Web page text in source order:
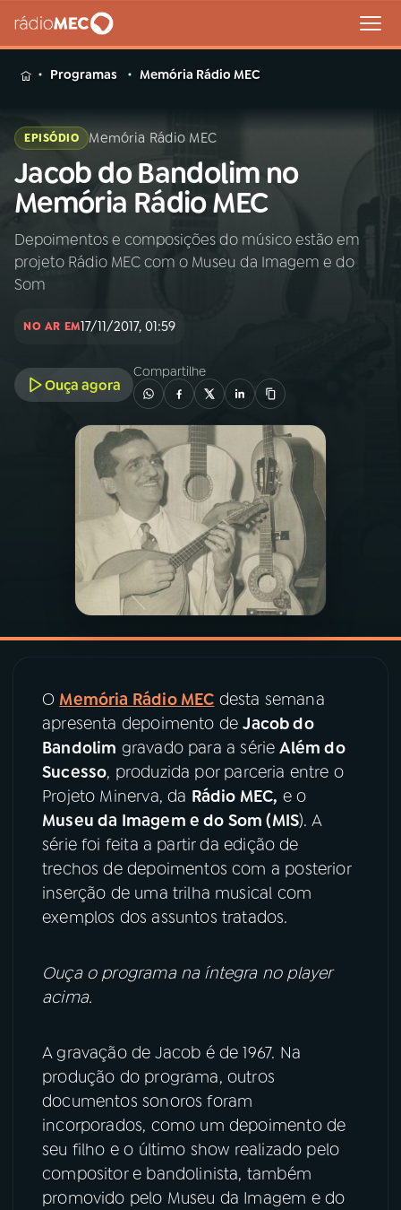
MENU
Buscar
na
Rádio
MEC
Buscar
Início AO VIVO
01INÍCIO
02A RÁDIO
PROGRAMAÇÃO
PROGRAMAS
PODCASTS
PRÊMIO RÁDIO MEC
ACOMPANHE A RÁDIO MEC
YouTube Facebook
Instagram X
Programas Memória Rádio MEC
EPISÓDIO Memória Rádio MEC
Jacob do Bandolim no
Memória Rádio MEC
Depoimentos e composições do músico estão em
projeto Rádio MEC com o Museu da Imagem e do
Som
NO AR EM17/11/2017, 01:59
Ouça agora
Compartilhe
O Memória Rádio MEC desta semana
apresenta depoimento deJacob do
Bandolim gravado para a sérieAlém do
Sucesso, produzida por parceria entre o
Projeto Minerva, da Rádio MEC, e o
Museu da Imagem e do Som (MIS). A
série foi feita a partir da edição de
trechos de depoimentos com a posterior
inserção de uma trilha musical com
exemplos dos assuntos tratados.
Ouça o programa na íntegra no player
acima.
A gravação de Jacob é de 1967. Na
produção do programa, outros
documentos sonoros foram
incorporados, como um depoimento de
seu filho e o último show realizado pelo
compositor e bandolinista, também
promovido pelo Museu da Imagem e do